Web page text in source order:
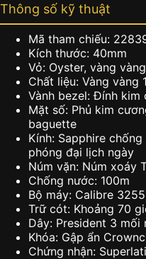
Thông số kỹ thuật
Mã tham chiếu:
Kích thước: 40mm
Vỏ: Oyster, vàng
Chất liệu: Vàng vàng
Vành bezel: Đính kim
Mặt số: Phủ kim
baguette
Kính: Sapphire
phóng đại lịch ngày
Núm vặn: Núm xoáy
Chống nước: 100m
Bộ máy: Calibre
Trữ cót: Khoảng 70
Dây: President 3 mối
Khóa: Gập ẩn
Chứng nhận: